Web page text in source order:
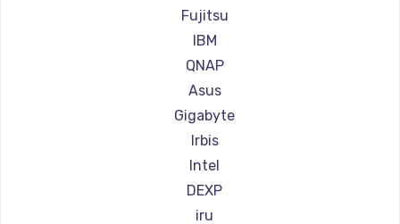
Заказать
Замена петель
1250 руб.
Заказать
1260 руб.
Fujitsu
IBM
QNAP
Asus
Gigabyte
Irbis
Intel
DEXP
iru